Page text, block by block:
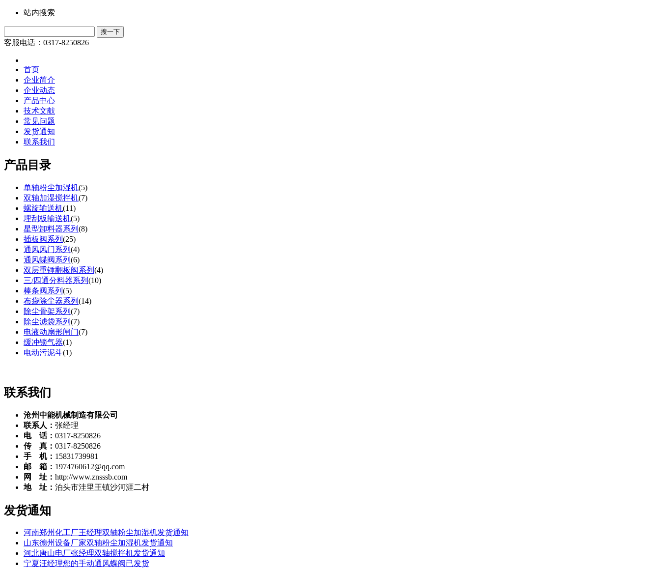
站内搜索
客服电话：0317-8250826
首页
企业简介
企业动态
产品中心
技术文献
常见问题
发货通知
联系我们
产品目录
单轴粉尘加湿机(5)
双轴加湿搅拌机(7)
螺旋输送机(11)
埋刮板输送机(5)
星型卸料器系列 (8)
插板阀系列 (25)
通风风门系列 (4)
通风蝶阀系列 (6)
双层重锤翻板阀系列 (4)
三/四通分料器系列 (10)
棒条阀系列 (5)
布袋除尘器系列 (14)
除尘骨架系列 (7)
除尘滤袋系列 (7)
电液动扇形闸门(7)
缓冲锁气器(1)
电动污泥斗(1)
联系我们
沧州中能机械制造有限公司
联系人： 张经理
电 话： 0317-8250826
传 真： 0317-8250826
手 机： 15831739981
邮 箱： 1974760612@qq.com
网 址： http://www.znsssb.com
地 址： 泊头市洼里王镇沙河涯二村
发货通知
河南郑州化工厂王经理双轴粉尘加湿机发货通知
山东德州设备厂家双轴粉尘加湿机发货通知
河北唐山电厂张经理双轴搅拌机发货通知
宁夏汪经理您的手动通风蝶阀已发货